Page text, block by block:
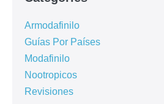
Armodafinilo
Guías Por Países
Modafinilo
Nootropicos
Revisiones